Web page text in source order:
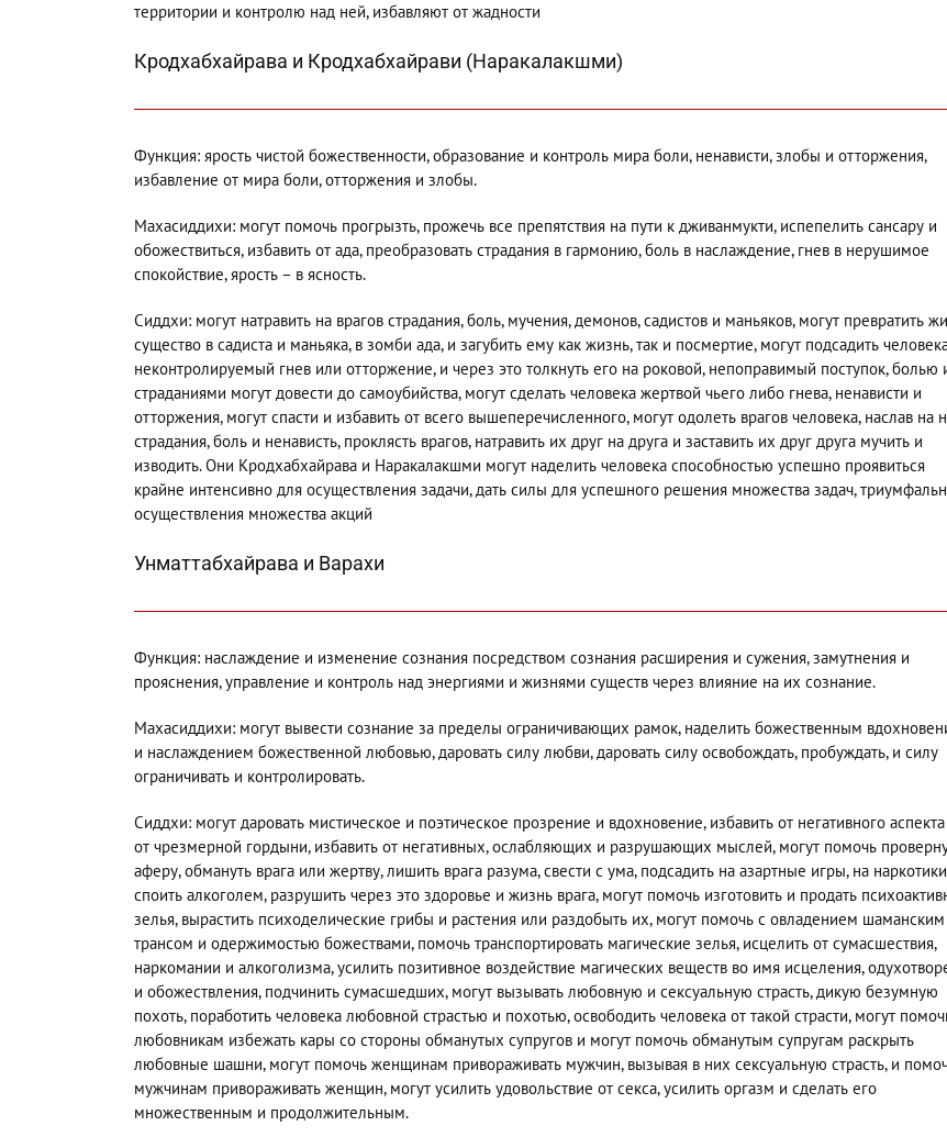
территории и контролю над ней, избавляют от жадности
Кродхабхайрава и Кродхабхайрави (Наракалакшми)
Функция: ярость чистой божественности, образование и контроль мира боли, ненависти, злобы и отторжения,
избавление от мира боли, отторжения и злобы.
Махасиддихи: могут помочь прогрызть, прожечь все препятствия на пути к дживанмукти, испепелить сансару и
обожествиться, избавить от ада, преобразовать страдания в гармонию, боль в наслаждение, гнев в нерушимое
спокойствие, ярость – в ясность.
Сиддхи: могут натравить на врагов страдания, боль, мучения, демонов, садистов и маньяков, могут превратить
существо в садиста и маньяка, в зомби ада, и загубить ему как жизнь, так и посмертие, могут подсадить
неконтролируемый гнев или отторжение, и через это толкнуть его на роковой, непоправимый поступок, болью
страданиями могут довести до самоубийства, могут сделать человека жертвой чьего либо гнева, ненависти и
отторжения, могут спасти и избавить от всего вышеперечисленного, могут одолеть врагов человека, наслав на
страдания, боль и ненависть, проклясть врагов, натравить их друг на друга и заставить их друг друга мучить и
изводить. Они Кродхабхайрава и Наракалакшми могут наделить человека способностью успешно проявиться
крайне интенсивно для осуществления задачи, дать силы для успешного решения множества задач,
осуществления множества акций
Унматтабхайрава и Варахи
Функция: наслаждение и изменение сознания посредством сознания расширения и сужения, замутнения и
прояснения, управление и контроль над энергиями и жизнями существ через влияние на их сознание.
Махасиддихи: могут вывести сознание за пределы ограничивающих рамок, наделить божественным
и наслаждением божественной любовью, даровать силу любви, даровать силу освобождать, пробуждать, и силу
ограничивать и контролировать.
Сиддхи: могут даровать мистическое и поэтическое прозрение и вдохновение, избавить от негативного аспекта
от чрезмерной гордыни, избавить от негативных, ослабляющих и разрушающих мыслей, могут помочь
аферу, обмануть врага или жертву, лишить врага разума, свести с ума, подсадить на азартные игры, на
споить алкоголем, разрушить через это здоровье и жизнь врага, могут помочь изготовить и продать
зелья, вырастить психоделические грибы и растения или раздобыть их, могут помочь с овладением шаманским
трансом и одержимостью божествами, помочь транспортировать магические зелья, исцелить от сумасшествия,
наркомании и алкоголизма, усилить позитивное воздействие магических веществ во имя исцеления,
и обожествления, подчинить сумасшедших, могут вызывать любовную и сексуальную страсть, дикую безумную
похоть, поработить человека любовной страстью и похотью, освободить человека от такой страсти, могут
любовникам избежать кары со стороны обманутых супругов и могут помочь обманутым супругам раскрыть
любовные шашни, могут помочь женщинам привораживать мужчин, вызывая в них сексуальную страсть, и
мужчинам привораживать женщин, могут усилить удовольствие от секса, усилить оргазм и сделать его
множественным и продолжительным.